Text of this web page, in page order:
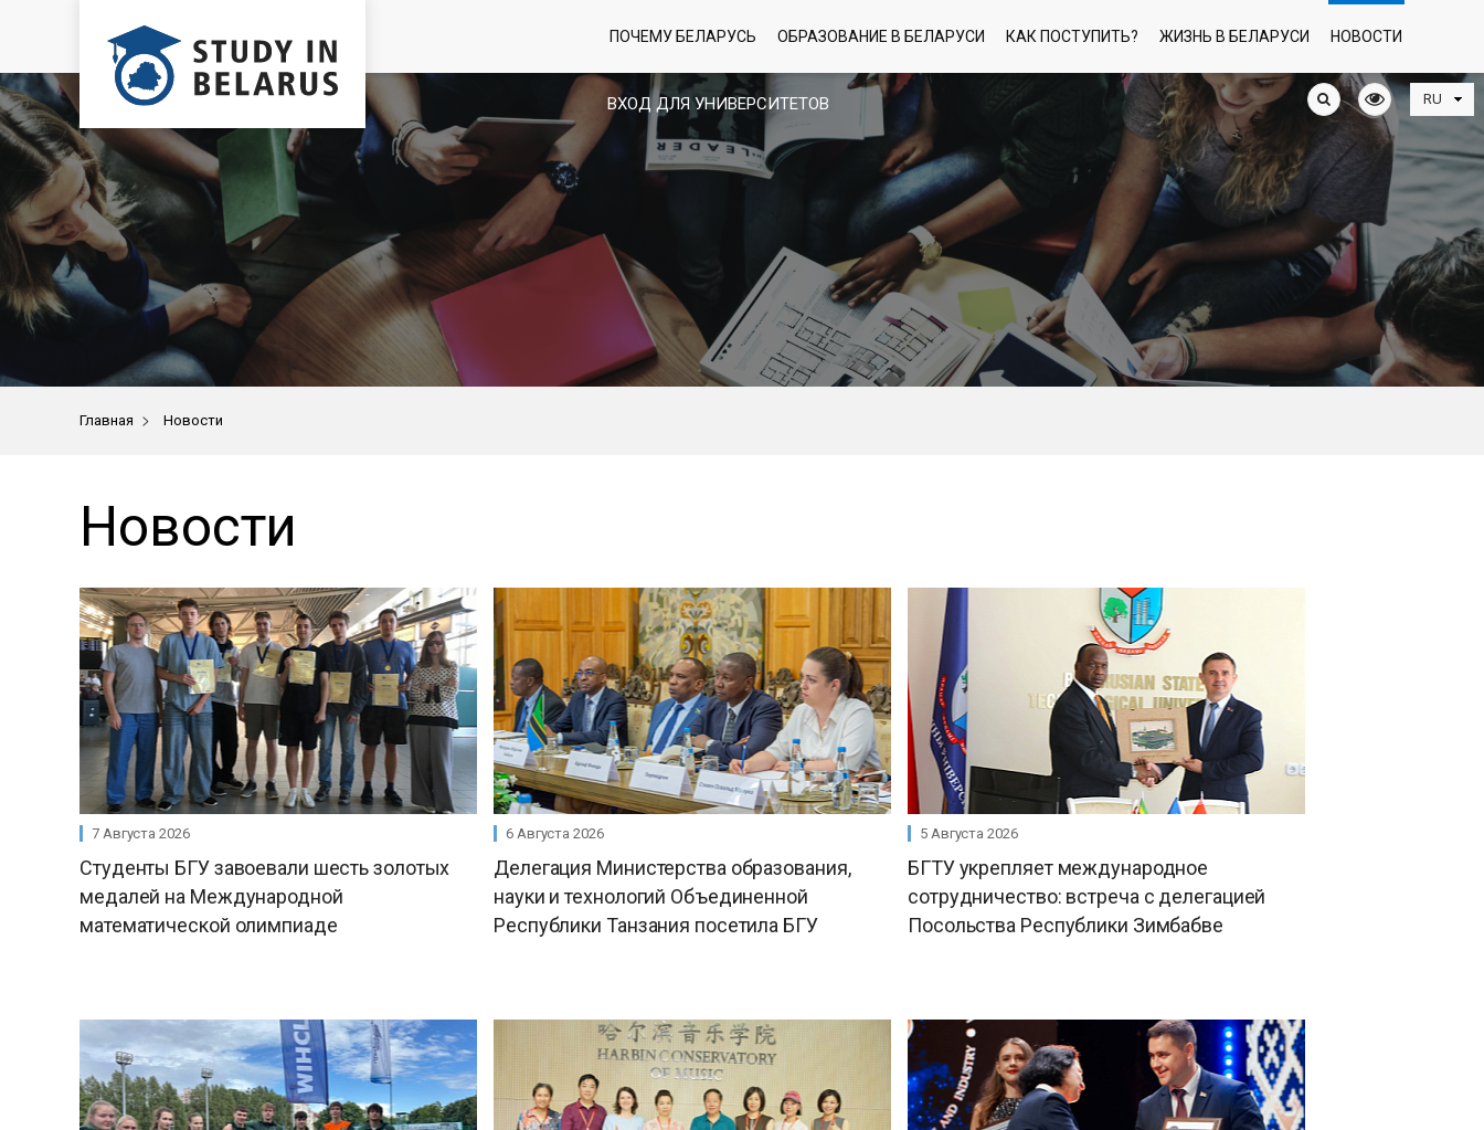
ВХОД ДЛЯ УНИВЕРСИТЕТОВ
ПОЧЕМУ БЕЛАРУСЬ ОБРАЗОВАНИЕ В БЕЛАРУСИ КАК ПОСТУПИТЬ? ЖИЗНЬ В БЕЛАРУСИ НОВОСТИ
Главная > Новости
Новости
7 Августа 2026
Студенты БГУ завоевали шесть золотых
медалей на Международной
математической олимпиаде
6 Августа 2026
Делегация Министерства образования,
науки и технологий Объединенной
Республики Танзания посетила БГУ
5 Августа 2026
БГТУ укрепляет международное
сотрудничество: встреча с делегацией
Посольства Республики Зимбабве